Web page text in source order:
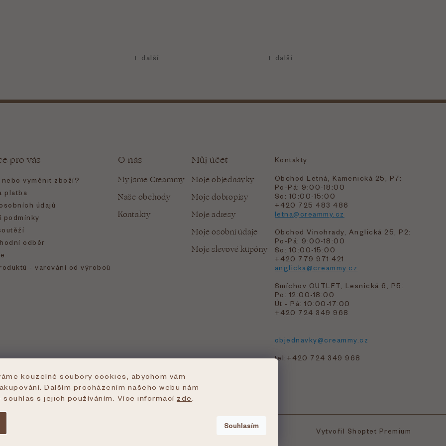
kouzelné soubory cookies, abychom vám
Dalším procházením našeho webu nám
souhlas s jejich používáním. Více informací zde
Souhlasím
pro vás
vyměnit zboží?
platba
údajů
podmínky
odběr
- varování od výrobců
O nás
My jsme Creammy
Naše obchody
Kontakty
Můj účet
Moje objednávky
Moje dobropisy
Moje adresy
Moje osobní údaje
Moje slevové kupóny
Kontakty
Obchod Letná, Kamenická 25, P7:
Po-Pá: 9:00-18:00
So: 10:00-15:00
+420 725 483 486
letna@creammy.cz
Obchod Vinohrady, Anglická 25, P2:
Po-Pá: 9:00-18:00
So: 10:00-15:00
+420 779 971 421
anglicka@creammy.cz
Smíchov OUTLET, Lesnická 6, P5:
Po: 12:00-18:00
Út - Pá: 10:00-17:00
+420 724 349 968
objednavky@creammy.cz
tel:+420 724 349 968
Vytvořil Shoptet Premium